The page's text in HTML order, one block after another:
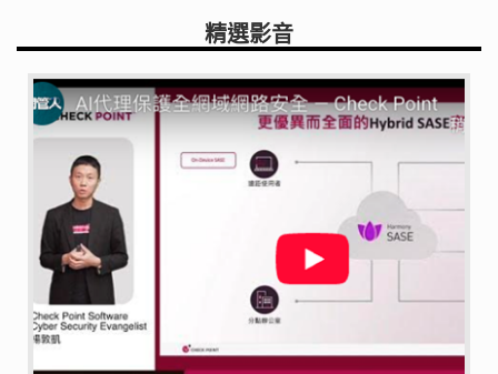
精選影音